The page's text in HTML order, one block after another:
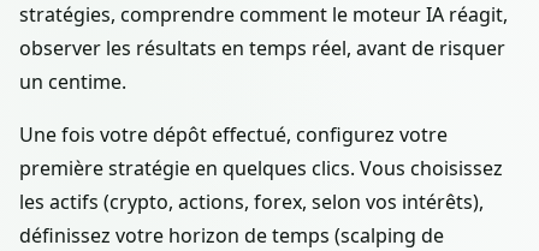
stratégies, comprendre comment le moteur IA réagit,
observer les résultats en temps réel, avant de risquer
un centime.
Une fois votre dépôt effectué, configurez votre
première stratégie en quelques clics. Vous choisissez
les actifs (crypto, actions, forex, selon vos intérêts),
définissez votre horizon de temps (scalping de